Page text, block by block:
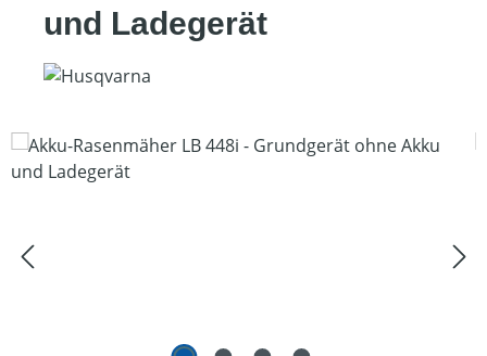
und Ladegerät
Bildergalerie überspringen